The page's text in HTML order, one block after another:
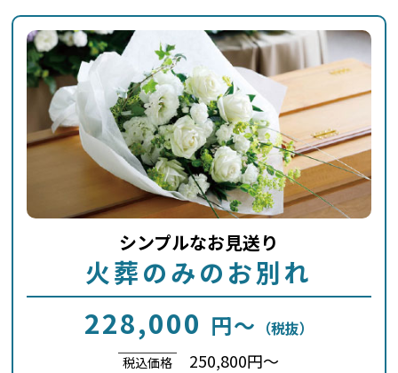
シンプルなお見送り
火葬のみのお別れ
228,000 円～ （税抜）
税込価格 250,800円～